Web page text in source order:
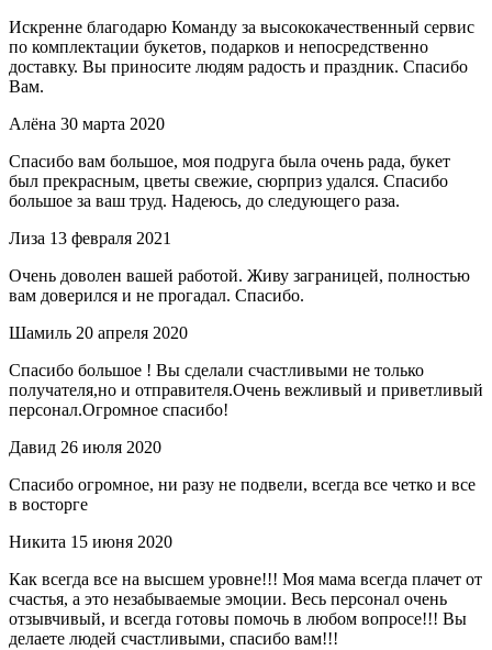
Искренне благодарю Команду за высококачественный сервис
по комплектации букетов, подарков и непосредственно
доставку. Вы приносите людям радость и праздник. Спасибо
Вам.
Алёна 30 марта 2020
Спасибо вам большое, моя подруга была очень рада, букет
был прекрасным, цветы свежие, сюрприз удался. Спасибо
большое за ваш труд. Надеюсь, до следующего раза.
Лиза 13 февраля 2021
Очень доволен вашей работой. Живу заграницей, полностью
вам доверился и не прогадал. Спасибо.
Шамиль 20 апреля 2020
Спасибо большое ! Вы сделали счастливыми не только
получателя,но и отправителя.Очень вежливый и приветливый
персонал.Огромное спасибо!
Давид 26 июля 2020
Спасибо огромное, ни разу не подвели, всегда все четко и все
в восторге
Никита 15 июня 2020
Как всегда все на высшем уровне!!! Моя мама всегда плачет от
счастья, а это незабываемые эмоции. Весь персонал очень
отзывчивый, и всегда готовы помочь в любом вопросе!!! Вы
делаете людей счастливыми, спасибо вам!!!